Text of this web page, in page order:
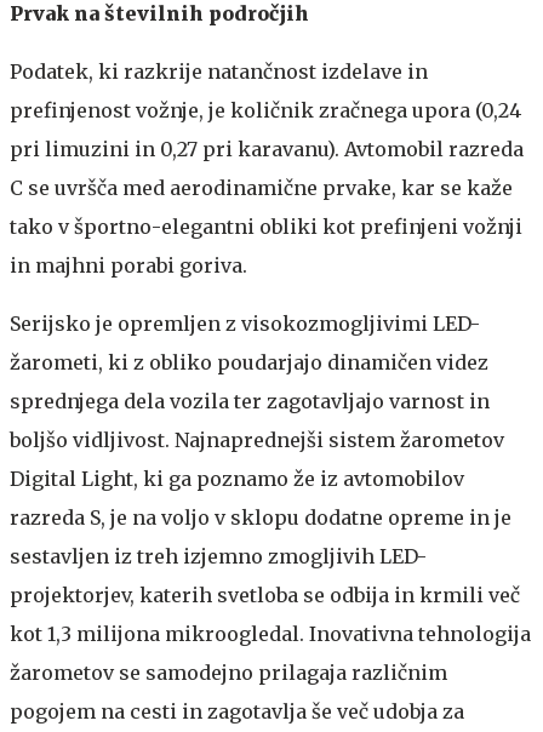
Prvak na številnih področjih
Podatek, ki razkrije natančnost izdelave in
prefinjenost vožnje, je količnik zračnega upora (0,24
pri limuzini in 0,27 pri karavanu). Avtomobil razreda
C se uvršča med aerodinamične prvake, kar se kaže
tako v športno-elegantni obliki kot prefinjeni vožnji
in majhni porabi goriva.
Serijsko je opremljen z visokozmogljivimi LED-
žarometi, ki z obliko poudarjajo dinamičen videz
sprednjega dela vozila ter zagotavljajo varnost in
boljšo vidljivost. Najnaprednejši sistem žarometov
Digital Light, ki ga poznamo že iz avtomobilov
razreda S, je na voljo v sklopu dodatne opreme in je
sestavljen iz treh izjemno zmogljivih LED-
projektorjev, katerih svetloba se odbija in krmili več
kot 1,3 milijona mikroogledal. Inovativna tehnologija
žarometov se samodejno prilagaja različnim
pogojem na cesti in zagotavlja še več udobja za